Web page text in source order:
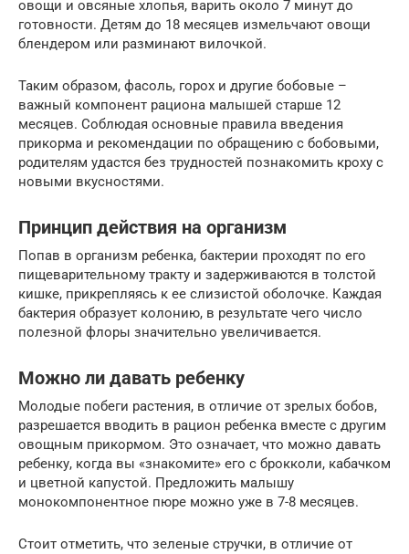
овощи и овсяные хлопья, варить около 7 минут до
готовности. Детям до 18 месяцев измельчают овощи
блендером или разминают вилочкой.
Таким образом, фасоль, горох и другие бобовые –
важный компонент рациона малышей старше 12
месяцев. Соблюдая основные правила введения
прикорма и рекомендации по обращению с бобовыми,
родителям удастся без трудностей познакомить кроху с
новыми вкусностями.
Принцип действия на организм
Попав в организм ребенка, бактерии проходят по его
пищеварительному тракту и задерживаются в толстой
кишке, прикрепляясь к ее слизистой оболочке. Каждая
бактерия образует колонию, в результате чего число
полезной флоры значительно увеличивается.
Можно ли давать ребенку
Молодые побеги растения, в отличие от зрелых бобов,
разрешается вводить в рацион ребенка вместе с другим
овощным прикормом. Это означает, что можно давать
ребенку, когда вы «знакомите» его с брокколи, кабачком
и цветной капустой. Предложить малышу
монокомпонентное пюре можно уже в 7-8 месяцев.
Стоит отметить, что зеленые стручки, в отличие от